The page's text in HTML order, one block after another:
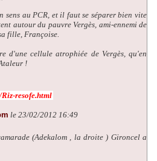
sens au PCR, et il faut se séparer bien vite
autour du pauvre Vergès, ami-ennemi de
fille, Françoise.
d'une cellule atrophiée de Vergès, qu'en
!
resofe.html
le 23/02/2012 16:49
(Adekalom , la droite ) Gironcel a